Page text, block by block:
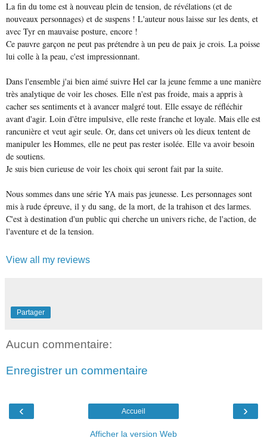
La fin du tome est à nouveau plein de tension, de révélations (et de
nouveaux personnages) et de suspens ! L'auteur nous laisse sur les dents, et
avec Tyr en mauvaise posture, encore !
Ce pauvre garçon ne peut pas prétendre à un peu de paix je crois. La poisse
lui colle à la peau, c'est impressionnant.
Dans l'ensemble j'ai bien aimé suivre Hel car la jeune femme a une manière
très analytique de voir les choses. Elle n'est pas froide, mais a appris à
cacher ses sentiments et à avancer malgré tout. Elle essaye de réfléchir
avant d'agir. Loin d'être impulsive, elle reste franche et loyale. Mais elle est
rancunière et veut agir seule. Or, dans cet univers où les dieux tentent de
manipuler les Hommes, elle ne peut pas rester isolée. Elle va avoir besoin
de soutiens.
Je suis bien curieuse de voir les choix qui seront fait par la suite.
Nous sommes dans une série YA mais pas jeunesse. Les personnages sont
mis à rude épreuve, il y du sang, de la mort, de la trahison et des larmes.
C'est à destination d'un public qui cherche un univers riche, de l'action, de
l'aventure et de la tension.
View all my reviews
Partager
Aucun commentaire:
Enregistrer un commentaire
‹ ›
Accueil
Afficher la version Web